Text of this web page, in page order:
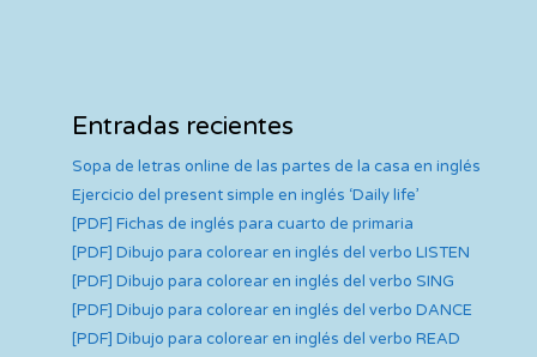
Entradas recientes
Sopa de letras online de las partes de la casa en inglés
Ejercicio del present simple en inglés ‘Daily life’
[PDF] Fichas de inglés para cuarto de primaria
[PDF] Dibujo para colorear en inglés del verbo LISTEN
[PDF] Dibujo para colorear en inglés del verbo SING
[PDF] Dibujo para colorear en inglés del verbo DANCE
[PDF] Dibujo para colorear en inglés del verbo READ